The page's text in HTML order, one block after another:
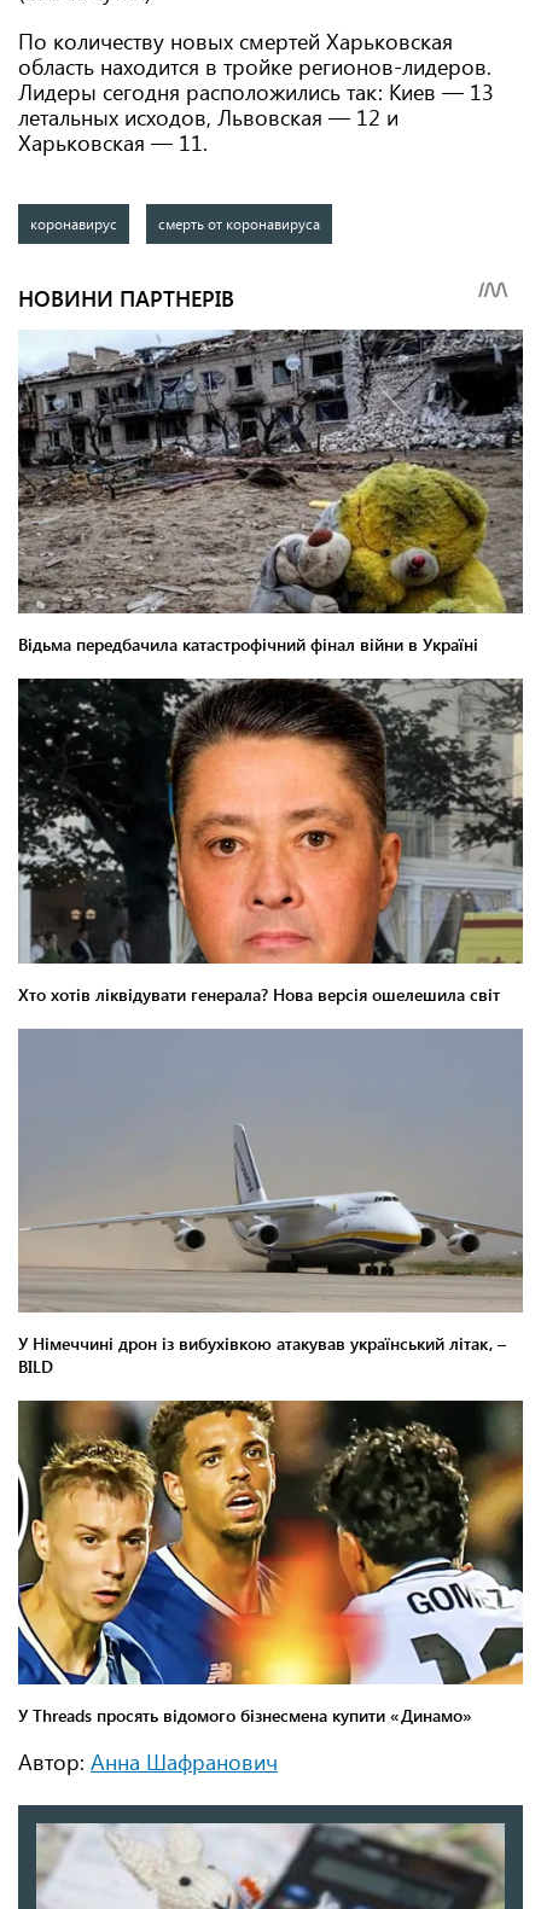
По количеству новых смертей Харьковская
область находится в тройке регионов-лидеров.
Лидеры сегодня расположились так: Киев — 13
летальных исходов, Львовская — 12 и
Харьковская — 11.
коронавирус смерть от коронавируса
Автор: Анна Шафранович